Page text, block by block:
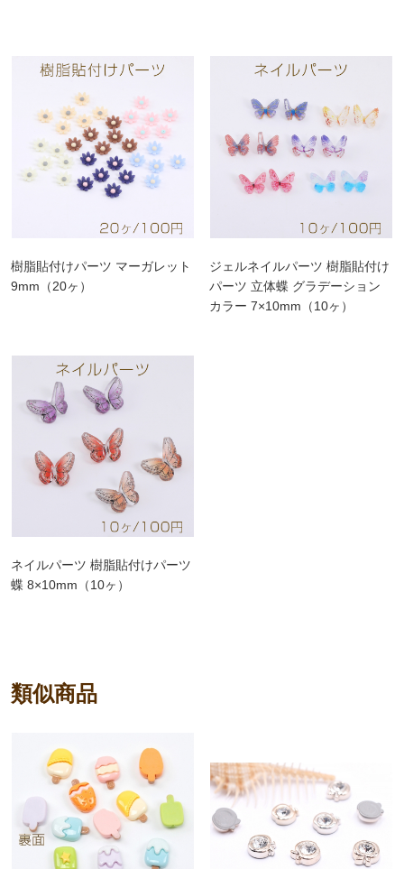
樹脂貼付けパーツ マーガレット
9mm（20ヶ）
ジェルネイルパーツ 樹脂貼付け
パーツ 立体蝶 グラデーション
カラー 7×10mm（10ヶ）
ネイルパーツ 樹脂貼付けパーツ
蝶 8×10mm（10ヶ）
類似商品